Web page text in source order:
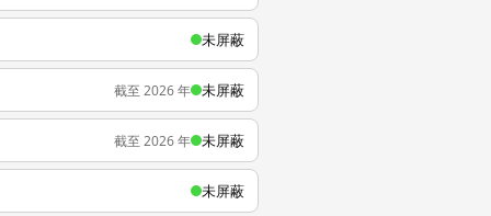
未屏蔽
截至 2026 年 未屏蔽
截至 2026 年 未屏蔽
未屏蔽